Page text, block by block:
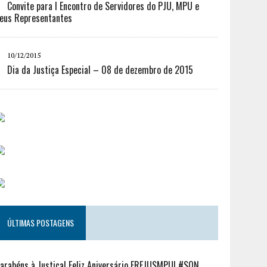
Convite para I Encontro de Servidores do PJU, MPU e
Representantes
10/12/2015
Dia da Justiça Especial – 08 de dezembro de 2015
ÚLTIMAS POSTAGENS